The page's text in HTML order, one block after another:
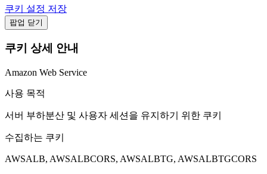
쿠키 설정 저장
팝업 닫기
쿠키 상세 안내
Amazon Web Service
사용 목적
서버 부하분산 및 사용자 세션을 유지하기 위한 쿠키
수집하는 쿠키
AWSALB, AWSALBCORS, AWSALBTG, AWSALBTGCORS